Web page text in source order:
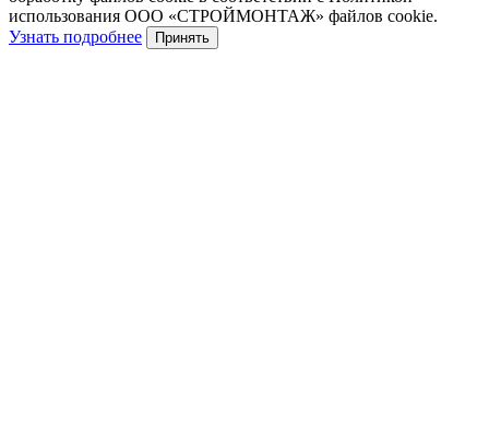
использования ООО «СТРОЙМОНТАЖ» файлов cookie.
Узнать подробнее
Принять